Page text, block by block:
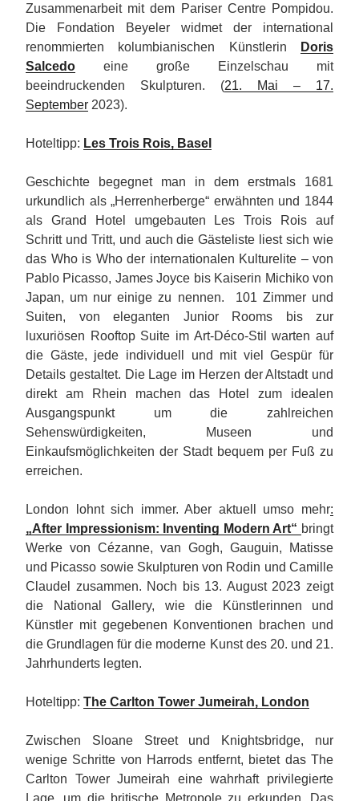
Zusammenarbeit mit dem Pariser Centre Pompidou.
Die Fondation Beyeler widmet der international
renommierten kolumbianischen Künstlerin
Doris
Salcedo eine große Einzelschau mit
beeindruckenden Skulpturen. (21. Mai – 17.
September 2023).
Hoteltipp: Les Trois Rois, Basel
Geschichte begegnet man in dem erstmals 1681
urkundlich als „Herrenherberge“ erwähnten und 1844
als Grand Hotel umgebauten Les Trois Rois auf
Schritt und Tritt, und auch die Gästeliste liest sich wie
das Who is Who der internationalen Kulturelite – von
Pablo Picasso, James Joyce bis Kaiserin Michiko von
Japan, um nur einige zu nennen. 101 Zimmer und
Suiten, von eleganten Junior Rooms bis zur
luxuriösen Rooftop Suite im Art-Déco-Stil warten auf
die Gäste, jede individuell und mit viel Gespür für
Details gestaltet. Die Lage im Herzen der Altstadt und
direkt am Rhein machen das Hotel zum idealen
Ausgangspunkt um die zahlreichen
Sehenswürdigkeiten, Museen und
Einkaufsmöglichkeiten der Stadt bequem per Fuß zu
erreichen.
London lohnt sich immer. Aber aktuell umso mehr:
„After Impressionism: Inventing Modern Art“ bringt
Werke von Cézanne, van Gogh, Gauguin, Matisse
und Picasso sowie Skulpturen von Rodin und Camille
Claudel zusammen. Noch bis 13. August 2023 zeigt
die National Gallery, wie die Künstlerinnen und
Künstler mit gegebenen Konventionen brachen und
die Grundlagen für die moderne Kunst des 20. und 21.
Jahrhunderts legten.
Hoteltipp: The Carlton Tower Jumeirah, London
Zwischen Sloane Street und Knightsbridge, nur
wenige Schritte von Harrods entfernt, bietet das The
Carlton Tower Jumeirah eine wahrhaft privilegierte
Lage, um die britische Metropole zu erkunden. Das